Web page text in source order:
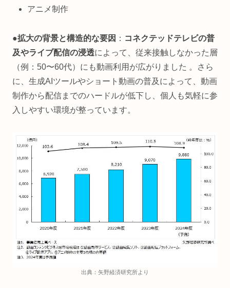
アニメ制作
●拡大の背景と構造的な要因 ： コネクテッドテレビの普
及やライブ配信の浸透によって、従来接触しなかった層
（例：50〜60代）にも動画利用が広がりました 。さら
に、生成AIツールやショート動画の普及によって、動画
制作から配信までのハードルが低下し、個人も気軽に参
入しやすい環境が整っています。
出典：矢野経済研究所より